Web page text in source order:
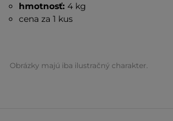
hmotnosť:4 kg
cena za 1 kus
Obrázky majú iba ilustračný charakter.